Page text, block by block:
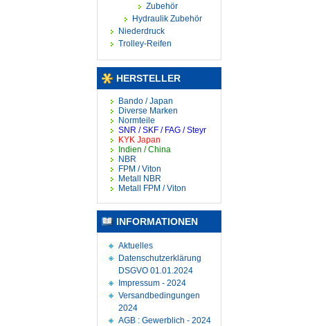
Zubehör
Hydraulik Zubehör
Niederdruck
Trolley-Reifen
HERSTELLER
Bando / Japan
Diverse Marken
Normteile
SNR / SKF / FAG / Steyr
KYK Japan
Indien / China
NBR
FPM / Viton
Metall NBR
Metall FPM / Viton
INFORMATIONEN
Aktuelles
Datenschutzerklärung
DSGVO 01.01.2024
Impressum - 2024
Versandbedingungen
2024
AGB : Gewerblich - 2024